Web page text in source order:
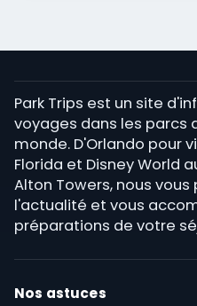
Park Trips est un site
voyages dans les parcs
monde. D'Orlando pour
Florida et Disney World
Alton Towers, nous
l'actualité et vous
préparations de votre
Nos astuces